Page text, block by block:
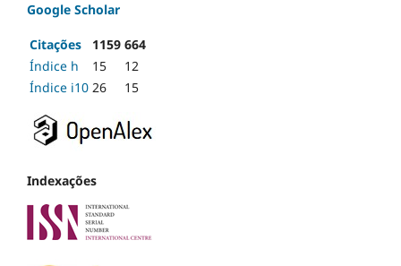
Google Scholar
Citações 1159 664
Índice h
15
12
Índice i10 26 15
Indexações